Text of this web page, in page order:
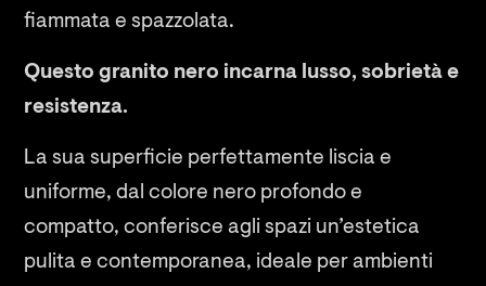
fiammata e spazzolata.
Questo granito nero incarna lusso, sobrietà e
resistenza.
La sua superficie perfettamente liscia e
uniforme, dal colore nero profondo e
compatto, conferisce agli spazi un’estetica
pulita e contemporanea, ideale per ambienti